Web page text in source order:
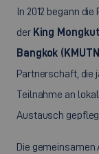
In 2012 begann
der King
Bangkok
Partnerschaft, die
Teilnahme an
Austausch
Die gemeinsamen